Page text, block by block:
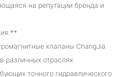
на репутации бренда и
клапаны ChangJia
различных отраслях
точного гидравлического